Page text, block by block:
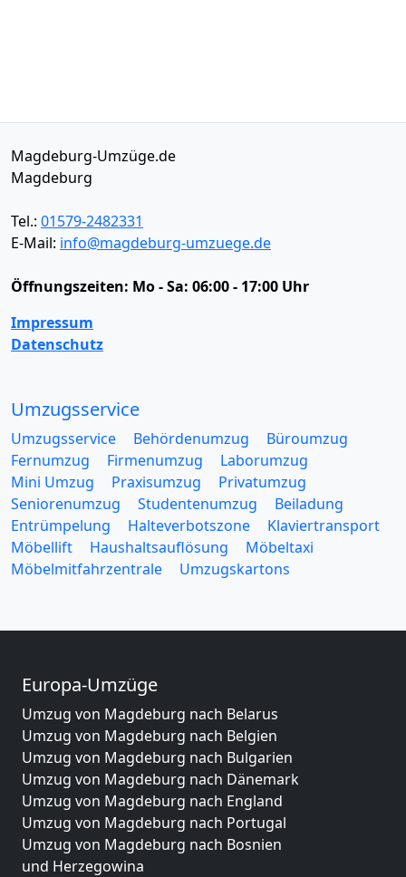
Magdeburg-Umzüge.de
Magdeburg
Tel.: 01579-2482331
E-Mail: info@magdeburg-umzuege.de
Öffnungszeiten: Mo - Sa: 06:00 - 17:00 Uhr
Impressum
Datenschutz
Umzugsservice
Umzugsservice Behördenumzug
Büroumzug
Fernumzug
Firmenumzug
Laborumzug
Mini Umzug
Praxisumzug
Privatumzug
Seniorenumzug
Studentenumzug
Beiladung
Entrümpelung
Halteverbotszone
Klaviertransport
Möbellift
Haushaltsauflösung
Möbeltaxi
Möbelmitfahrzentrale
Umzugskartons
Europa-Umzüge
Umzug von Magdeburg nach Belarus
Umzug von Magdeburg nach Belgien
Umzug von Magdeburg nach Bulgarien
Umzug von Magdeburg nach Dänemark
Umzug von Magdeburg nach England
Umzug von Magdeburg nach Portugal
Umzug von Magdeburg nach Bosnien
und Herzegowina